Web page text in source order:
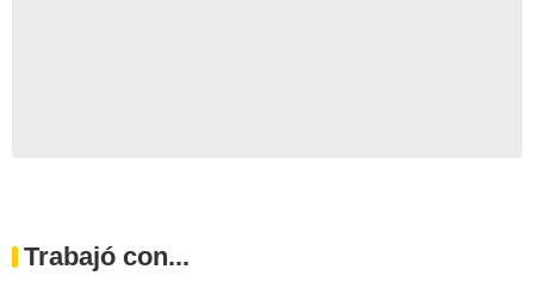
Trabajó con...